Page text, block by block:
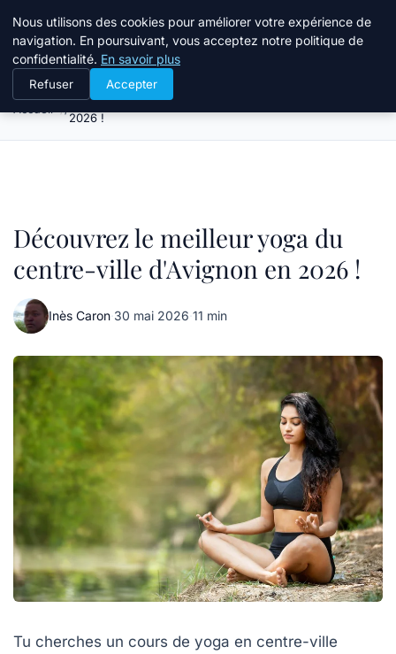
Bible Telemarketing
Découvrez le meilleur yoga du centre-ville d'Avignon en
2026 !
Découvrez le meilleur yoga du
centre-ville d'Avignon en 2026 !
Inès Caron·30 mai 2026·11 min
Tu cherches un cours de yoga en centre-ville
Nous utilisons des cookies pour améliorer votre expérience de
navigation. En poursuivant, vous acceptez notre politique de
confidentialité. En savoir plus
Refuser Accepter